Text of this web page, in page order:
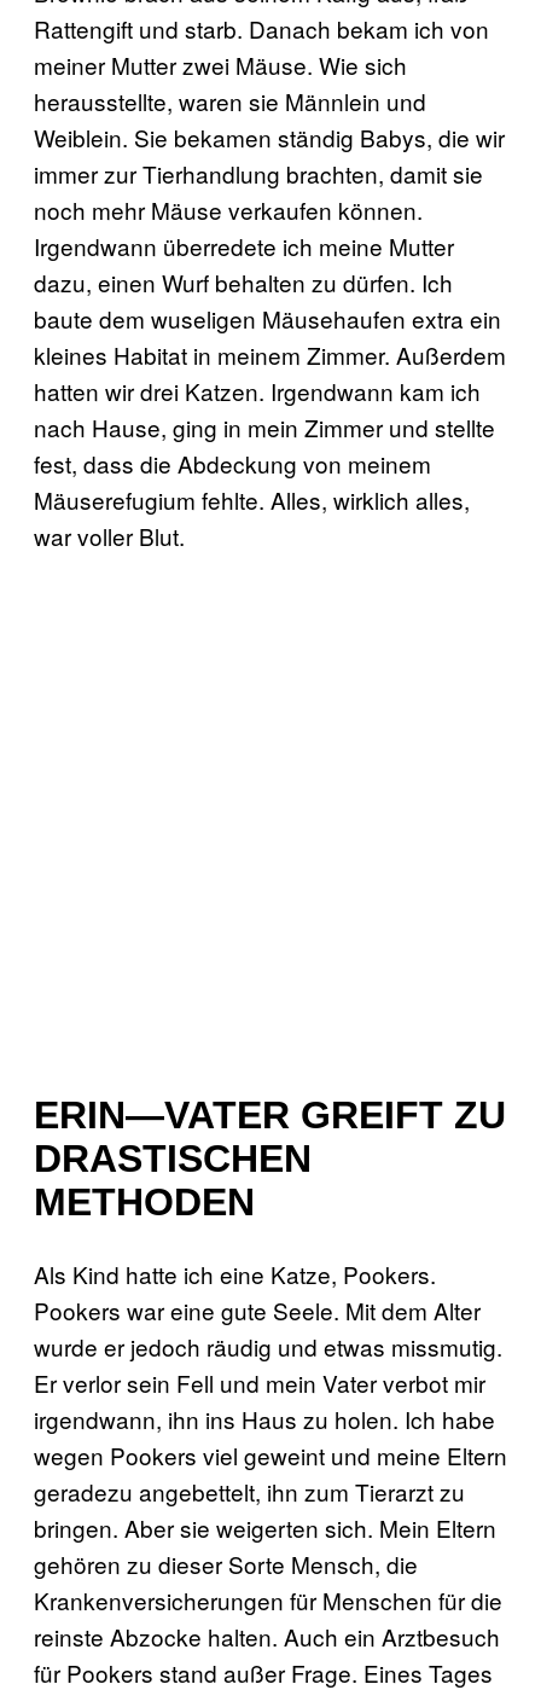
Rattengift und starb. Danach bekam ich von
meiner Mutter zwei Mäuse. Wie sich
herausstellte, waren sie Männlein und
Weiblein. Sie bekamen ständig Babys, die wir
immer zur Tierhandlung brachten, damit sie
noch mehr Mäuse verkaufen können.
Irgendwann überredete ich meine Mutter
dazu, einen Wurf behalten zu dürfen. Ich
baute dem wuseligen Mäusehaufen extra ein
kleines Habitat in meinem Zimmer. Außerdem
hatten wir drei Katzen. Irgendwann kam ich
nach Hause, ging in mein Zimmer und stellte
fest, dass die Abdeckung von meinem
Mäuserefugium fehlte. Alles, wirklich alles,
war voller Blut.
ERIN—VATER GREIFT ZU
DRASTISCHEN
METHODEN
Als Kind hatte ich eine Katze, Pookers.
Pookers war eine gute Seele. Mit dem Alter
wurde er jedoch räudig und etwas missmutig.
Er verlor sein Fell und mein Vater verbot mir
irgendwann, ihn ins Haus zu holen. Ich habe
wegen Pookers viel geweint und meine Eltern
geradezu angebettelt, ihn zum Tierarzt zu
bringen. Aber sie weigerten sich. Mein Eltern
gehören zu dieser Sorte Mensch, die
Krankenversicherungen für Menschen für die
reinste Abzocke halten. Auch ein Arztbesuch
für Pookers stand außer Frage. Eines Tages